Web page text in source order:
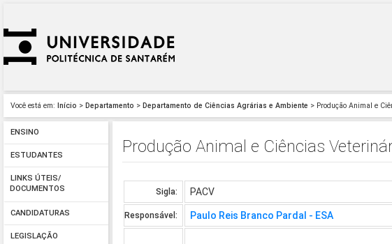
Você está em: Início > Departamento > Departamento de Ciências Agrárias e Ambiente > Produção Animal e
ENSINO
ESTUDANTES
LINKS ÚTEIS/
DOCUMENTOS
CANDIDATURAS
LEGISLAÇÃO
Produção Animal e Ciências
Sigla: PACV
Responsável: Paulo Reis Branco Pardal - ESA